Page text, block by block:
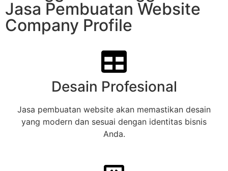
Jasa Pembuatan Website
Company Profile
Desain Profesional
Jasa pembuatan website akan memastikan desain
yang modern dan sesuai dengan identitas bisnis
Anda.